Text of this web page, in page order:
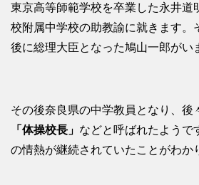
東京高等師範学校を卒業した永井道
校附属中学校の助教諭に就きます。
後に総理大臣となった鳩山一郎がい
その後奈良県の中学教員となり、後
「体操校長」 などと呼ばれたようで
の情熱が継続されていたことがわか